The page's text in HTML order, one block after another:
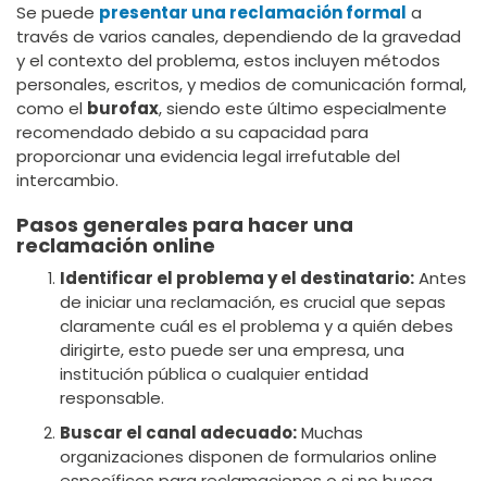
Se puede presentar una reclamación formal a
través de varios canales, dependiendo de la gravedad
y el contexto del problema, estos incluyen métodos
personales, escritos, y medios de comunicación formal,
como el burofax, siendo este último especialmente
recomendado debido a su capacidad para
proporcionar una evidencia legal irrefutable del
intercambio.
Pasos generales para hacer una
reclamación online
Identificar el problema y el destinatario:Antes
de iniciar una reclamación, es crucial que sepas
claramente cuál es el problema y a quién debes
dirigirte, esto puede ser una empresa, una
institución pública o cualquier entidad
responsable.
Buscar el canal adecuado:Muchas
organizaciones disponen de formularios online